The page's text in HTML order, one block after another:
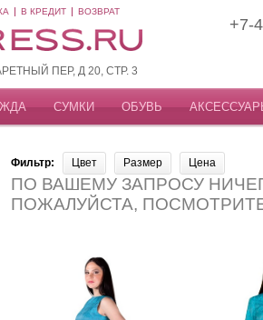
В КРЕДИТ ВОЗВРАТ
ПЕР, Д 20, СТР. 3
+7-
СУМКИ ОБУВЬ
Фильтр: Цвет Размер Цена
ПО ВАШЕМУ ЗАПРОСУ
ПОЖАЛУЙСТА,